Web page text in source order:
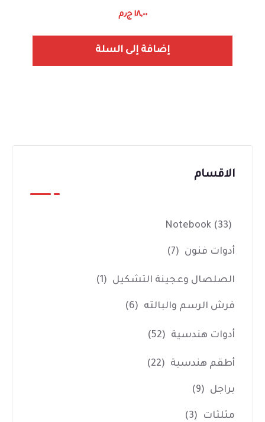
١٨,٠٠ ج٫م
إضافة إلى السلة
الاقسام
Notebook (33)
أدوات فنون (7)
الصلصال وعجينة التشكيل (1)
فرش الرسم والبالته (6)
أدوات هندسية (52)
أطقم هندسية (22)
براجل (9)
مثلثات (3)